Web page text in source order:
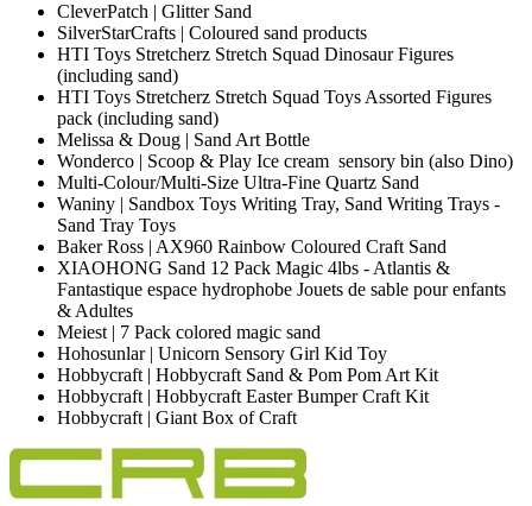
CleverPatch | Glitter Sand
SilverStarCrafts | Coloured sand products
HTI Toys Stretcherz Stretch Squad Dinosaur Figures
(including sand)
HTI Toys Stretcherz Stretch Squad Toys Assorted Figures
pack (including sand)
Melissa & Doug | Sand Art Bottle
Wonderco | Scoop & Play Ice cream sensory bin (also Dino)
Multi-Colour/Multi-Size Ultra-Fine Quartz Sand
Waniny | Sandbox Toys Writing Tray, Sand Writing Trays -
Sand Tray Toys
Baker Ross | AX960 Rainbow Coloured Craft Sand
XIAOHONG Sand 12 Pack Magic 4lbs - Atlantis &
Fantastique espace hydrophobe Jouets de sable pour enfants
& Adultes
Meiest | 7 Pack colored magic sand
Hohosunlar | Unicorn Sensory Girl Kid Toy
Hobbycraft | Hobbycraft Sand & Pom Pom Art Kit
Hobbycraft | Hobbycraft Easter Bumper Craft Kit
Hobbycraft | Giant Box of Craft